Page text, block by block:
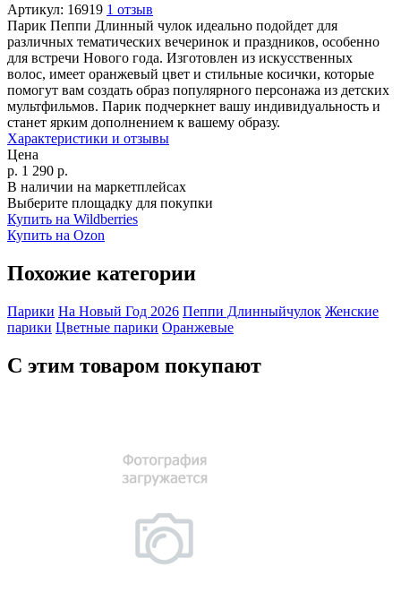
Артикул: 16919 1 отзыв
Парик Пеппи Длинный чулок идеально подойдет для
различных тематических вечеринок и праздников, особенно
для встречи Нового года. Изготовлен из искусственных
волос, имеет оранжевый цвет и стильные косички, которые
помогут вам создать образ популярного персонажа из детских
мультфильмов. Парик подчеркнет вашу индивидуальность и
станет ярким дополнением к вашему образу.
Характеристики и отзывы
Цена
р. 1 290 р.
В наличии на маркетплейсах
Выберите площадку для покупки
Купить на Wildberries
Купить на Ozon
Похожие категории
Парики На Новый Год 2026 Пеппи Длинныйчулок Женские
парики Цветные парики Оранжевые
С этим товаром покупают